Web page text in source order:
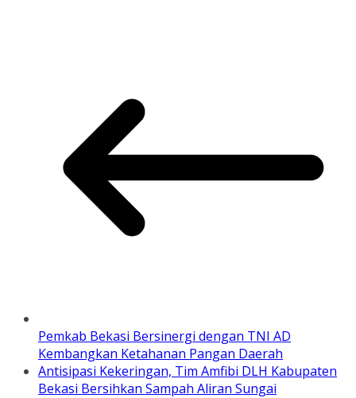
Pemkab Bekasi Bersinergi dengan TNI AD
Kembangkan Ketahanan Pangan Daerah
Antisipasi Kekeringan, Tim Amfibi DLH Kabupaten
Bekasi Bersihkan Sampah Aliran Sungai